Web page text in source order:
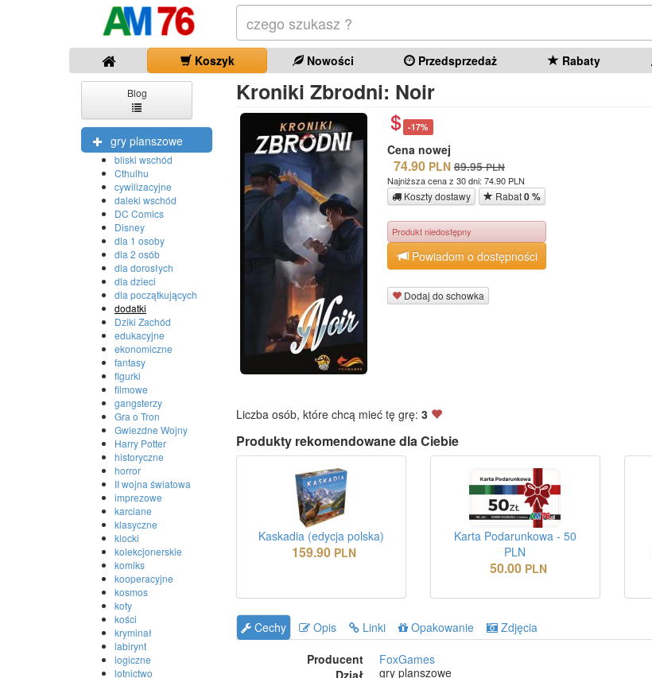
Koszyk Nowości Przedsprzedaż Rabaty
Blog
gry planszowe
bliski wschód
Cthulhu
cywilizacyjne
daleki wschód
DC Comics
Disney
dla 1 osoby
dla 2 osób
dla dorosłych
dla dzieci
dla początkujących
dodatki
Dziki Zachód
edukacyjne
ekonomiczne
fantasy
figurki
filmowe
gangsterzy
Gra o Tron
Gwiezdne Wojny
Harry Potter
historyczne
horror
II wojna światowa
imprezowe
karciane
klasyczne
klocki
kolekcjonerskie
komiks
kooperacyjne
kosmos
koty
kości
kryminał
labirynt
logiczne
lotnictwo
Kroniki Zbrodni: Noir
-17%
Cena nowej
74.90 PLN 89.95 PLN
Najniższa cena z 30 dni: 74.90 PLN
Koszty dostawy Rabat0 %
Produkt niedostępny
Powiadom o dostępności
Dodaj do schowka
Liczba osób, które chcą mieć tę grę: 3
Produkty rekomendowane dla Ciebie
Kaskadia (edycja polska)
159.90 PLN
Karta Podarunkowa - 50
PLN
50.00 PLN
Cechy Opis Linki Opakowanie
Zdjęcia
Producent
FoxGames
Dział
gry planszowe